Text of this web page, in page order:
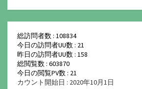
総訪問者数 : 108834
今日の訪問者UU数 : 21
昨日の訪問者UU数 : 158
総閲覧数 : 603870
今日の閲覧PV数 : 21
カウント開始日 : 2020年10月1日